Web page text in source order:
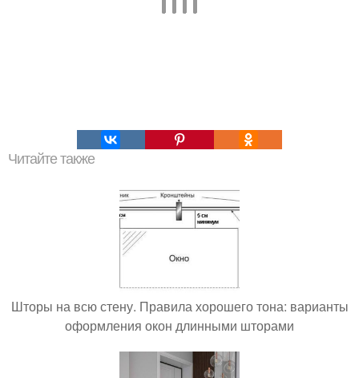
Читайте также
Шторы на всю стену. Правила хорошего тона: варианты
оформления окон длинными шторами